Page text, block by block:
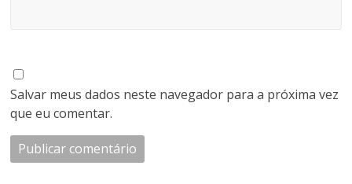
Salvar meus dados neste navegador para a próxima vez
que eu comentar.